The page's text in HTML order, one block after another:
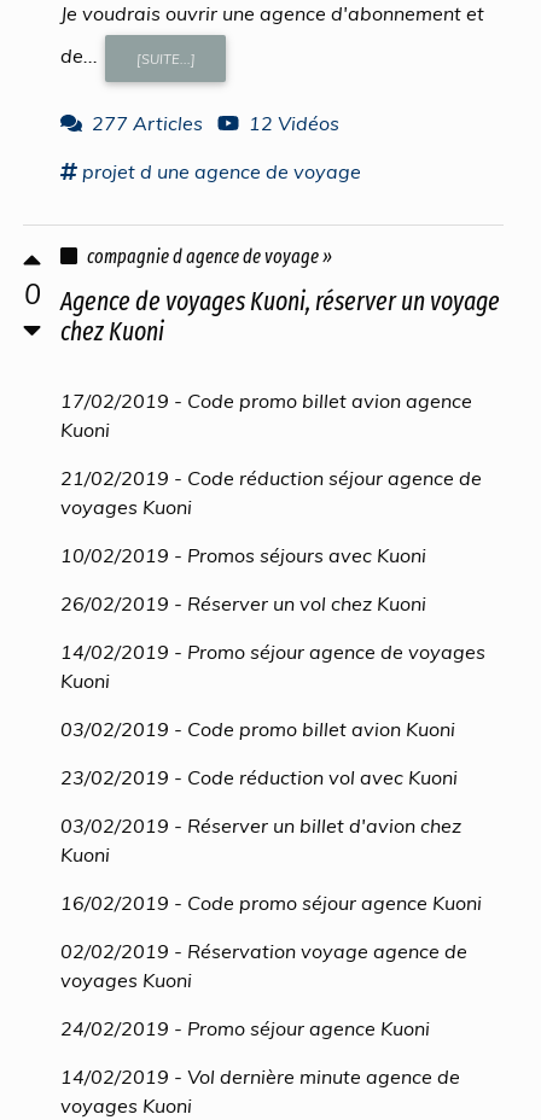
Je voudrais ouvrir une agence d'abonnement et
de...
[SUITE...]
277 Articles
12 Vidéos
projet d une agence de voyage
0
compagnie d agence de voyage »
Agence de voyages Kuoni, réserver un voyage
chez Kuoni
17/02/2019 - Code promo billet avion agence
Kuoni
21/02/2019 - Code réduction séjour agence de
voyages Kuoni
10/02/2019 - Promos séjours avec Kuoni
26/02/2019 - Réserver un vol chez Kuoni
14/02/2019 - Promo séjour agence de voyages
Kuoni
03/02/2019 - Code promo billet avion Kuoni
23/02/2019 - Code réduction vol avec Kuoni
03/02/2019 - Réserver un billet d'avion chez
Kuoni
16/02/2019 - Code promo séjour agence Kuoni
02/02/2019 - Réservation voyage agence de
voyages Kuoni
24/02/2019 - Promo séjour agence Kuoni
14/02/2019 - Vol dernière minute agence de
voyages Kuoni